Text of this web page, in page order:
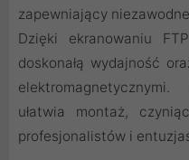
zapewniający
Dzięki ekranowaniu
doskonałą wydajność
ułatwia montaż,
profesjonalistów i